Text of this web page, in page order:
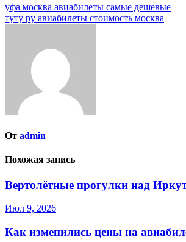
Навигация
по
уфа москва авиабилеты самые дешевые
туту ру авиабилеты стоимость москва
От admin
Похожая запись
Вертолётные прогулки над
Июл 9, 2026
Как изменились цены на